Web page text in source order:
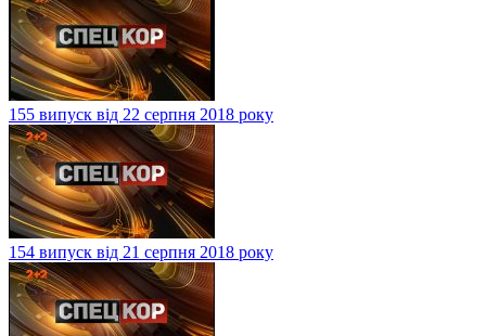
155 випуск від 22 серпня 2018 року
154 випуск від 21 серпня 2018 року